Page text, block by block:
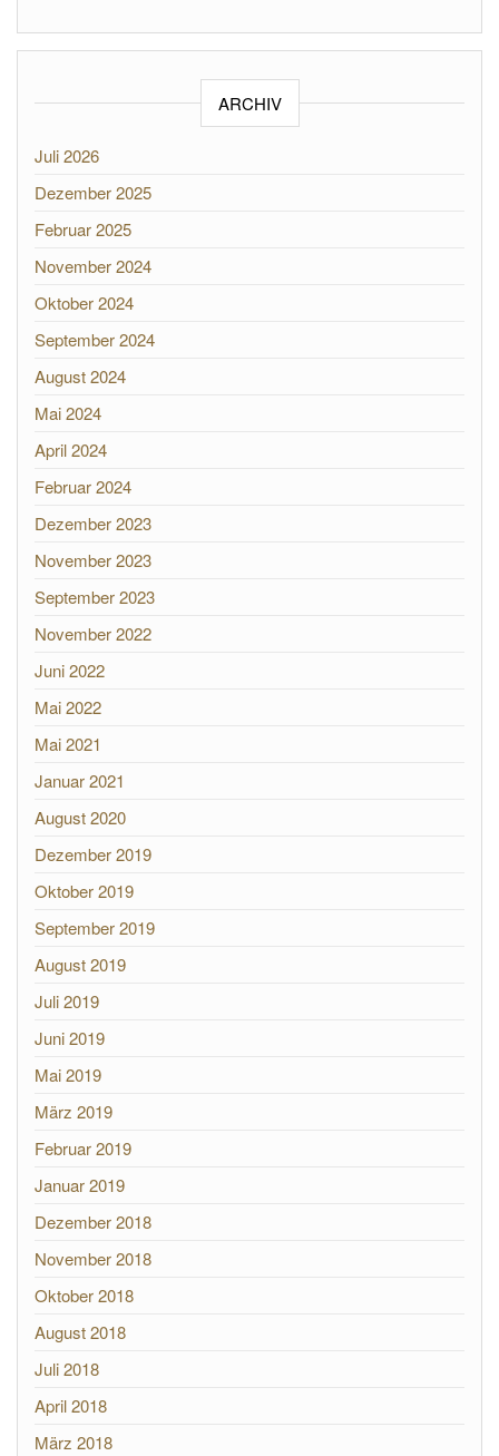
ARCHIV
Juli 2026
Dezember 2025
Februar 2025
November 2024
Oktober 2024
September 2024
August 2024
Mai 2024
April 2024
Februar 2024
Dezember 2023
November 2023
September 2023
November 2022
Juni 2022
Mai 2022
Mai 2021
Januar 2021
August 2020
Dezember 2019
Oktober 2019
September 2019
August 2019
Juli 2019
Juni 2019
Mai 2019
März 2019
Februar 2019
Januar 2019
Dezember 2018
November 2018
Oktober 2018
August 2018
Juli 2018
April 2018
März 2018